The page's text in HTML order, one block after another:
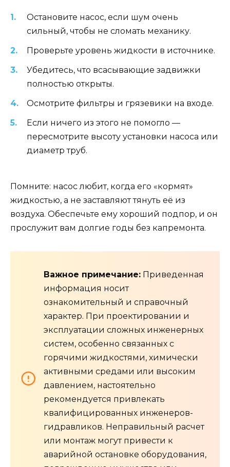
Остановите насос, если шум очень
сильный, чтобы не сломать механику.
Проверьте уровень жидкости в источнике.
Убедитесь, что всасывающие задвижки
полностью открыты.
Осмотрите фильтры и грязевики на входе.
Если ничего из этого не помогло —
пересмотрите высоту установки насоса или
диаметр труб.
Помните: насос любит, когда его «кормят»
жидкостью, а не заставляют тянуть её из
воздуха. Обеспечьте ему хороший подпор, и он
прослужит вам долгие годы без капремонта.
Важное примечание: Приведенная
информация носит
ознакомительный и справочный
характер. При проектировании и
эксплуатации сложных инженерных
систем, особенно связанных с
горячими жидкостями, химически
активными средами или высоким
давлением, настоятельно
рекомендуется привлекать
квалифицированных инженеров-
гидравликов. Неправильный расчет
или монтаж могут привести к
аварийной остановке оборудования,